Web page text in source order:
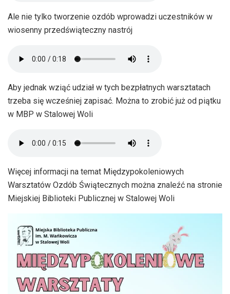
Ale nie tylko tworzenie ozdób wprowadzi uczestników w
wiosenny przedświąteczny nastrój
Aby jednak wziąć udział w tych bezpłatnych warsztatach
trzeba się wcześniej zapisać. Można to zrobić już od piątku
w MBP w Stalowej Woli
Więcej informacji na temat Międzypokoleniowych
Warsztatów Ozdób Świątecznych można znaleźć na stronie
Miejskiej Biblioteki Publicznej w Stalowej Woli